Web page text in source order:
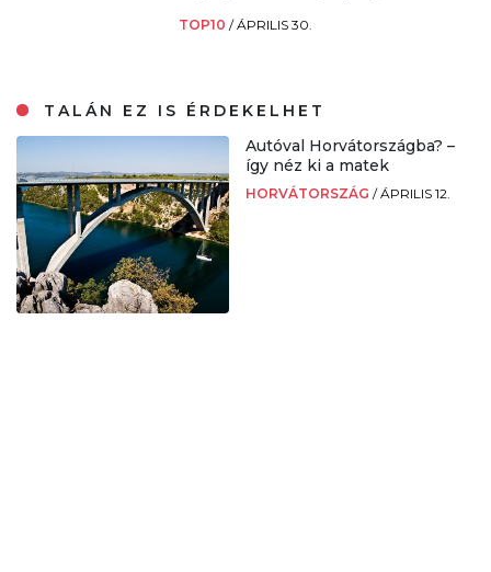
TOP10 /ÁPRILIS 30.
TALÁN EZ IS ÉRDEKELHET
Autóval Horvátországba? –
így néz ki a matek
HORVÁTORSZÁG /ÁPRILIS 12.